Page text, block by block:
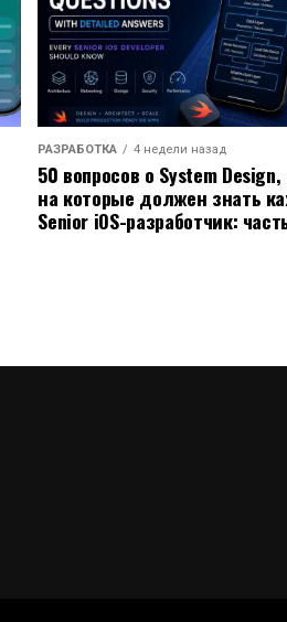
РАЗРАБОТКА 4 недели назад
50 вопросов о System
на которые должен знать
Senior iOS-разработчик: